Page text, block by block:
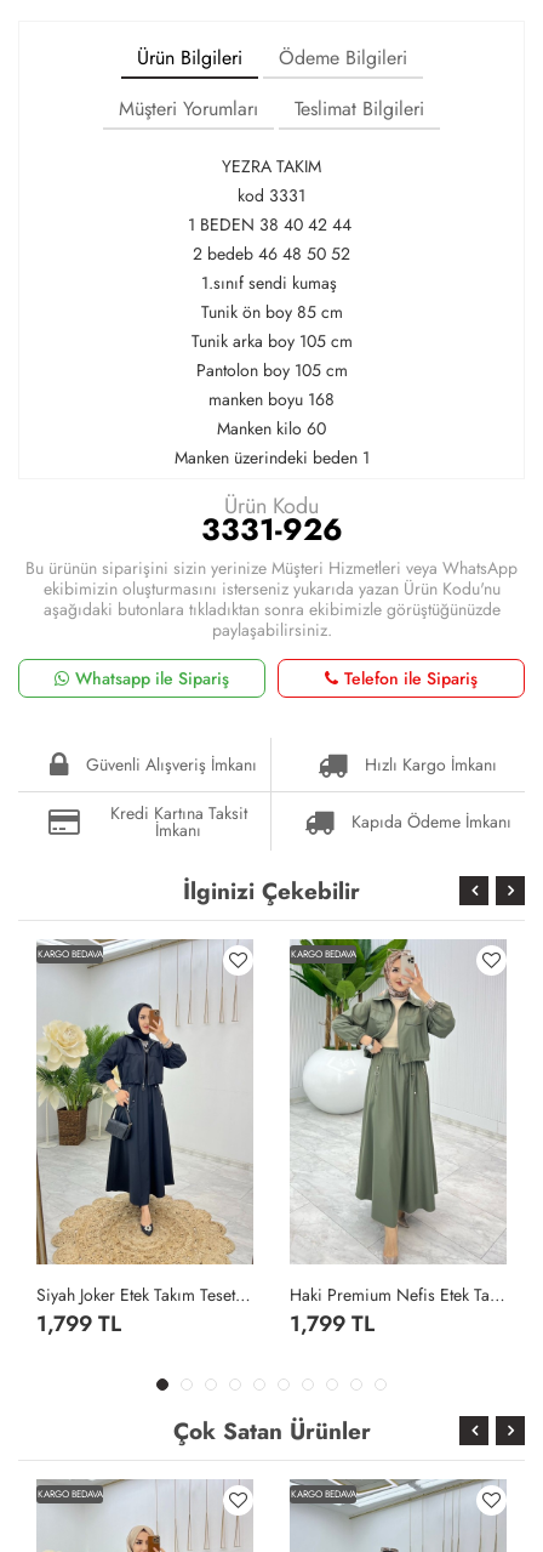
Ürün Bilgileri
Ödeme Bilgileri
Müşteri Yorumları
Teslimat Bilgileri
YEZRA TAKIM
kod 3331
1 BEDEN 38 40 42 44
2 bedeb 46 48 50 52
1.sınıf sendi kumaş
Tunik ön boy 85 cm
Tunik arka boy 105 cm
Pantolon boy 105 cm
manken boyu 168
Manken kilo 60
Manken üzerindeki beden 1
Ürün Kodu
3331-926
Bu ürünün siparişini sizin yerinize Müşteri Hizmetleri veya WhatsApp
ekibimizin oluşturmasını isterseniz yukarıda yazan Ürün Kodu'nu
aşağıdaki butonlara tıkladıktan sonra ekibimizle görüştüğünüzde
paylaşabilirsiniz.
Whatsapp ile Sipariş
Telefon ile Sipariş
Güvenli Alışveriş İmkanı
Hızlı Kargo İmkanı
Kredi Kartına Taksit
İmkanı Kapıda Ödeme İmkanı
İlginizi Çekebilir
KARGO BEDAVA
Siyah Joker Etek Takım Tesettür Giyim Siyah
1,799 TL
KARGO BEDAVA
Haki Premium Nefis Etek Takım Tesettür Giyim Haki
1,799 TL
Çok Satan Ürünler
KARGO BEDAVA KARGO BEDAVA